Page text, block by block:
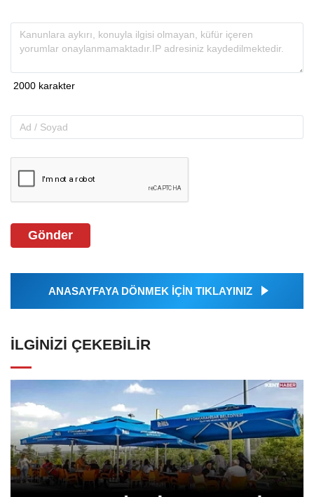
Gönder
ANASAYFAYA DÖNMEK İÇİN TIKLAYINIZ
İLGINIZI ÇEKEBILIR